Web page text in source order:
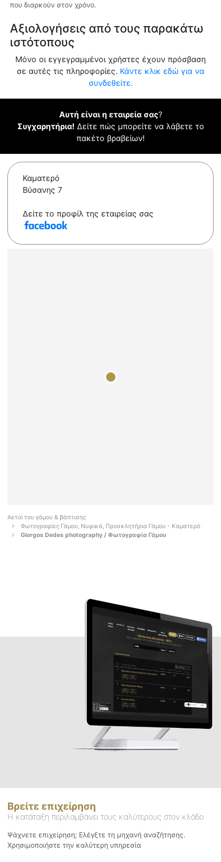
που διαρκούν στον χρόνο.
Αξιολογήσεις από τους παρακάτω
ιστότοπους
Μόνο οι εγγεγραμμένοι χρήστες έχουν πρόσβαση
σε αυτές τις πληροφορίες. Κάντε κλικ εδώ για να
συνδεθείτε.
Αυτή είναι η εταιρεία σας?
Συγχαρητήρια! Δείτε πώς μπορείτε να λάβετε το
πακέτο βραβείων!
Καματερό
Βύσανης 7
Δείτε το προφίλ της εταιρείας σας
Αετοί του γάμου & βάπτισης
Φωτογραφίες Γάμου, Νυφικά, Προσκλητήρια Γάμου - Καματερό
Giorgos Dedes photography / Φωτογραφία Γάμου
Βρείτε επιχείρηση
Η κατάταξη περιλαμβάνει τους καλύτερους στον κλάδο
Ψάχνετε επιχείρηση; Ελέγξτε τη μηχανή αναζήτησης.
Χρησιμοποιήστε την καλύτερη υπηρεσία